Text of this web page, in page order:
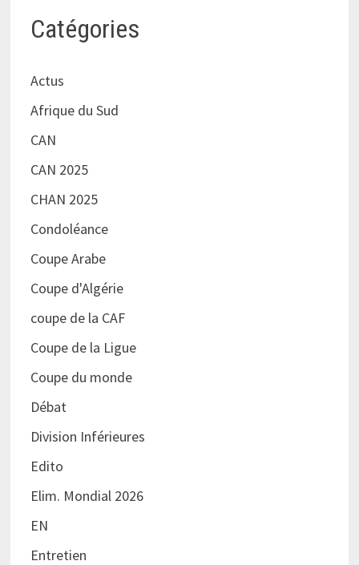
Catégories
Actus
Afrique du Sud
CAN
CAN 2025
CHAN 2025
Condoléance
Coupe Arabe
Coupe d'Algérie
coupe de la CAF
Coupe de la Ligue
Coupe du monde
Débat
Division Inférieures
Edito
Elim. Mondial 2026
EN
Entretien